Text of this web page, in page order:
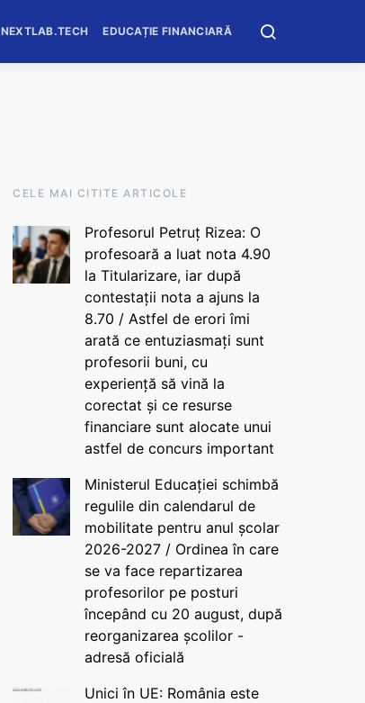
NEXTLAB.TECH EDUCAȚIE FINANCIARĂ
CELE MAI CITITE ARTICOLE
Profesorul Petruț Rizea: O
profesoară a luat nota 4.90
la Titularizare, iar după
contestații nota a ajuns la
8.70 / Astfel de erori îmi
arată ce entuziasmați sunt
profesorii buni, cu
experiență să vină la
corectat și ce resurse
financiare sunt alocate unui
astfel de concurs important
Ministerul Educației schimbă
regulile din calendarul de
mobilitate pentru anul școlar
2026-2027 / Ordinea în care
se va face repartizarea
profesorilor pe posturi
începând cu 20 august, după
reorganizarea școlilor -
adresă oficială
Unici în UE: România este